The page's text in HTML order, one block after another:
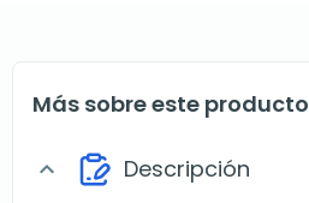
Más sobre este producto
expand_more Descripción